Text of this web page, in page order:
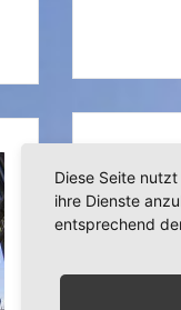
Diese Seite
ihre Dienste
entsprechend